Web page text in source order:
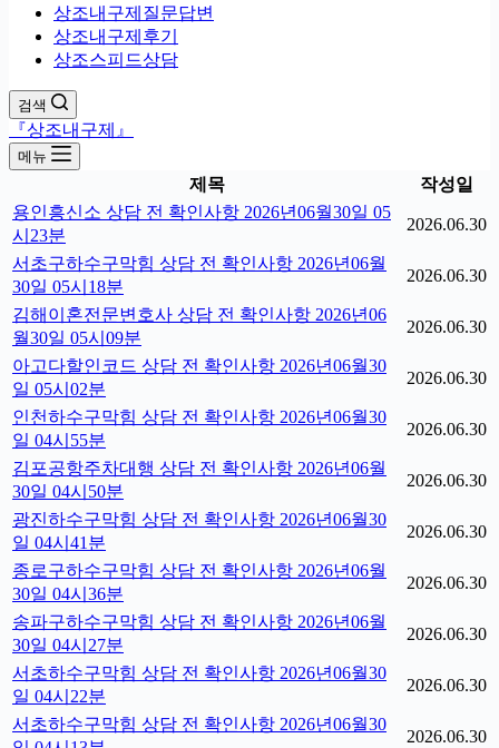
상조내구제질문답변
상조내구제후기
상조스피드상담
검색
『상조내구제』
메뉴
제목
작성일
용인흥신소 상담 전 확인사항 2026년06월30일 05
시23분
2026.06.30
서초구하수구막힘 상담 전 확인사항 2026년06월
30일 05시18분
2026.06.30
김해이혼전문변호사 상담 전 확인사항 2026년06
월30일 05시09분
2026.06.30
아고다할인코드 상담 전 확인사항 2026년06월30
일 05시02분
2026.06.30
인천하수구막힘 상담 전 확인사항 2026년06월30
일 04시55분
2026.06.30
김포공항주차대행 상담 전 확인사항 2026년06월
30일 04시50분
2026.06.30
광진하수구막힘 상담 전 확인사항 2026년06월30
일 04시41분
2026.06.30
종로구하수구막힘 상담 전 확인사항 2026년06월
30일 04시36분
2026.06.30
송파구하수구막힘 상담 전 확인사항 2026년06월
30일 04시27분
2026.06.30
서초하수구막힘 상담 전 확인사항 2026년06월30
일 04시22분
2026.06.30
서초하수구막힘 상담 전 확인사항 2026년06월30
2026.06.30